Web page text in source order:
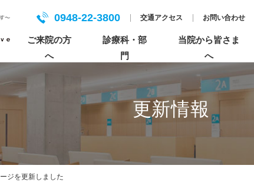
0948-22-3800 交通アクセス お問い合わせ
ご来院の方
へ
入院について
セカンドオピニオンについて
診療科・部
門
各センターについて
当院から皆さま
へ
個人情報保護方針（プライバシーポリシー）
業
患者さんのご紹介について
更新情報
ジを更新しました